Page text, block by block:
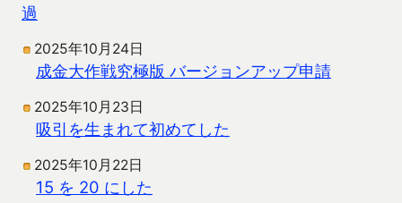
過
2025年10月24日
成金大作戦究極版 バージョンアップ申請
2025年10月23日
吸引を生まれて初めてした
2025年10月22日
15 を 20 にした